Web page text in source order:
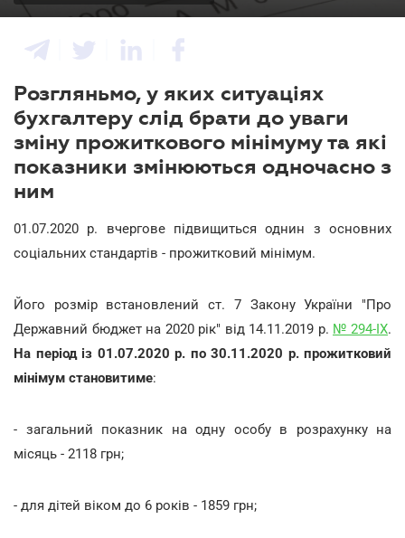
Розгляньмо, у яких ситуаціях
бухгалтеру слід брати до уваги
зміну прожиткового мінімуму та які
показники змінюються одночасно з
ним
01.07.2020 р. вчергове підвищиться однин з основних
соціальних стандартів - прожитковий мінімум.
Його розмір встановлений ст. 7 Закону України "Про
Державний бюджет на 2020 рік" від 14.11.2019 р. № 294-IX.
На період із 01.07.2020 р. по 30.11.2020 р. прожитковий
мінімум становитиме:
- загальний показник на одну особу в розрахунку на
місяць - 2118 грн;
- для дітей віком до 6 років - 1859 грн;